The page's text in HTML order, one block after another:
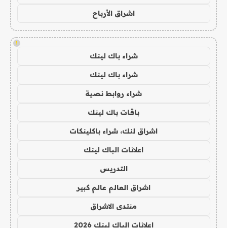
اشراق الأرباح
!
شراء باك لينك
شراء باك لينك
شراء روابط نصية
باقات باك لينك
اشراق لنك، شراء باكلينكات
اعلانات الباك لينك
التدريس
اشراق العالم عالم كبير
منتدى الاشراق
اعلانات الباك لينك 2026